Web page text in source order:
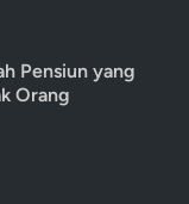
Pensiun yang
Orang